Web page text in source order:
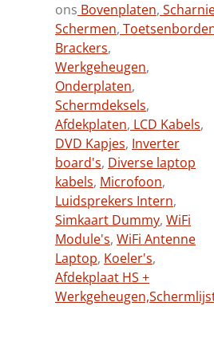
ons Bovenplaten,
Schermen,
Brackers,
Werkgeheugen,
Onderplaten,
Schermdeksels,
Afdekplaten, LCD Kabels,
DVD Kapjes, Inverter
board's, Diverse laptop
kabels, Microfoon,
Luidsprekers Intern,
Simkaart Dummy, WiFi
Module's, WiFi Antenne
Laptop, Koeler's,
Afdekplaat HS +
Werkgeheugen,